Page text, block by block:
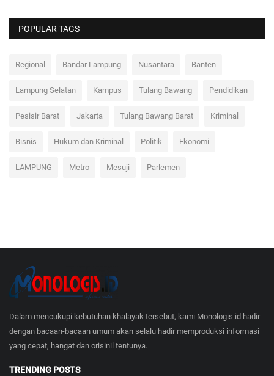
POPULAR TAGS
Regional Bandar Lampung Nusantara Banten
Lampung Selatan Kampus Tulang Bawang Pendidikan
Pesisir Barat Jakarta Tulang Bawang Barat Kriminal
Bisnis Hukum dan Kriminal Politik Ekonomi
LAMPUNG Metro Mesuji Parlemen
Dalam mencukupi kebutuhan khalayak tersebut, kami Monologis.id hadir
dengan bacaan-bacaan umum akan selalu hadir memproduksi informasi
yang cepat, hangat dan orisinil tentunya.
TRENDING POSTS